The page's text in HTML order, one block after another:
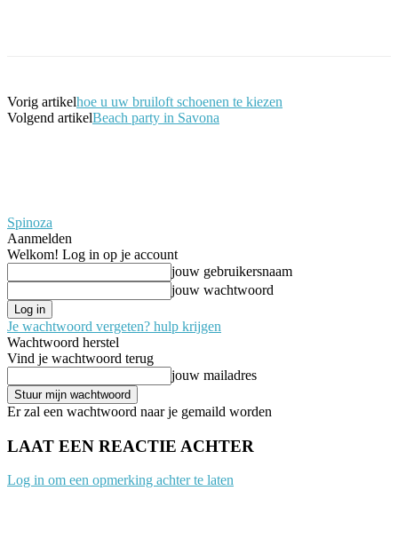
Vorig artikelhoe u uw bruiloft schoenen te kiezen
Volgend artikelBeach party in Savona
Spinoza
Aanmelden
Welkom! Log in op je account
jouw gebruikersnaam
jouw wachtwoord
Je wachtwoord vergeten? hulp krijgen
Wachtwoord herstel
Vind je wachtwoord terug
jouw mailadres
Er zal een wachtwoord naar je gemaild worden
LAAT EEN REACTIE ACHTER
Log in om een opmerking achter te laten